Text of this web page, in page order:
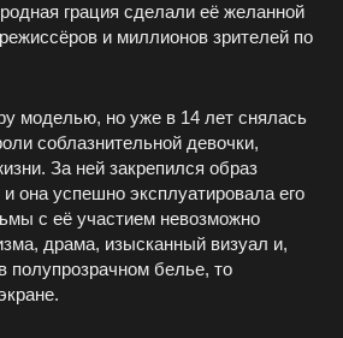
грация сделали её желанной
и миллионов зрителей по
моделью, но уже в 14 лет снялась
соблазнительной девочки,
За ней закрепился образ
она успешно эксплуатировала его
с её участием невозможно
драма, изысканный визуал и,
полупрозрачном белье, то